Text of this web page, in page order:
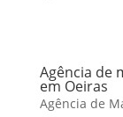
Agência de
em Oeiras
Agência de